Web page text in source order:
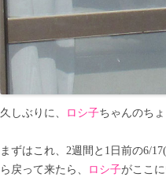
久しぶりに、 ロシ子ちゃんのち
まずはこれ、2週間と1日前の6/
ら戻って来たら、
ロシ子がここ